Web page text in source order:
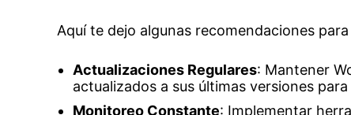
Aquí te dejo algunas recomendaciones
Actualizaciones Regulares: Mantener
actualizados a sus últimas versiones
Monitoreo Constante: Implementar